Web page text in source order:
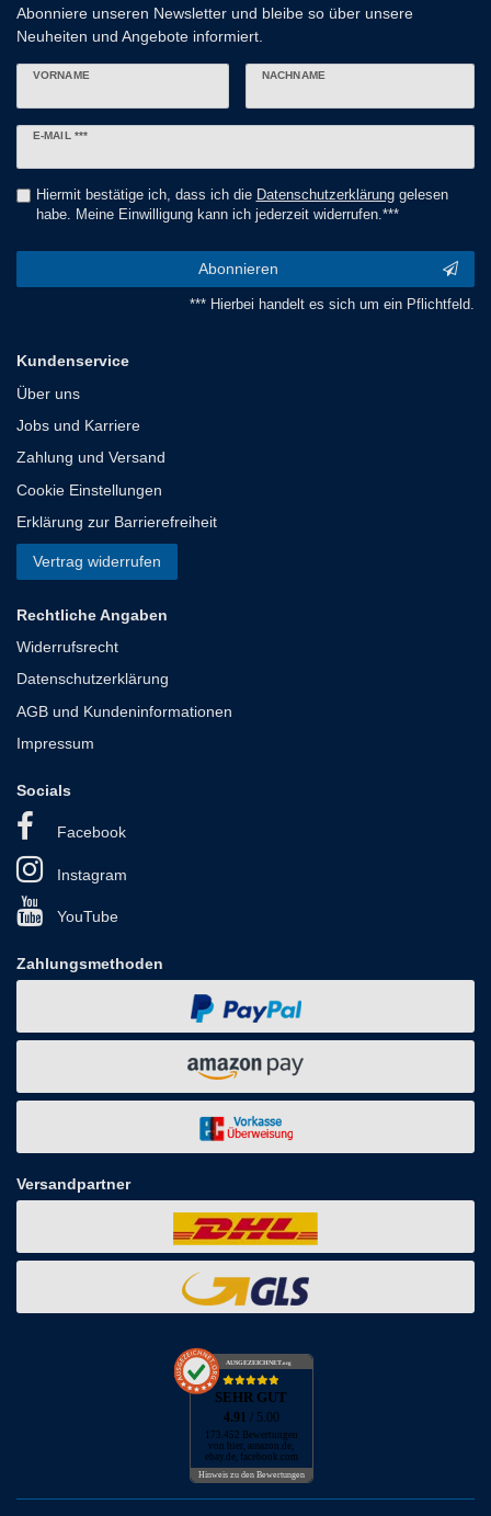
Abonniere unseren Newsletter und bleibe so über unsere
Neuheiten und Angebote informiert.
VORNAME NACHNAME
E-MAIL ***
Newsletter
Hiermit bestätige ich, dass ich die Daten­schutz­erklärunggelesen
habe. Meine Einwilligung kann ich jederzeit widerrufen.***
Abonnieren
*** Hierbei handelt es sich um ein Pflichtfeld.
Kundenservice
Über uns
Jobs und Karriere
Zahlung und Versand
Cookie Einstellungen
Erklärung zur Barrierefreiheit
Vertrag widerrufen
Rechtliche Angaben
Widerrufsrecht
Datenschutzerklärung
AGB und Kundeninformationen
Impressum
Socials
Facebook
Instagram
YouTube
Zahlungsmethoden
Versandpartner
AUSGEZEICHNET.org
SEHR GUT
4.91 / 5.00
173.452 Bewertungen
von hier, amazon.de,
ebay.de, facebook.com
Hinweis zu den Bewertungen